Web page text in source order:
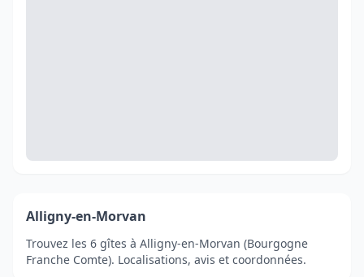
Alligny-en-Morvan
Trouvez les 6 gîtes à Alligny-en-Morvan (Bourgogne
Franche Comte). Localisations, avis et coordonnées.